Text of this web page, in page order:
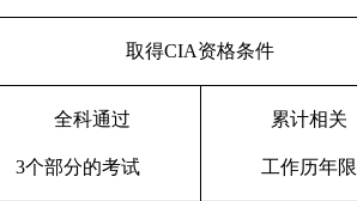
取得CIA资格条件
全科通过
3个部分的考试
累计相关
工作历年限